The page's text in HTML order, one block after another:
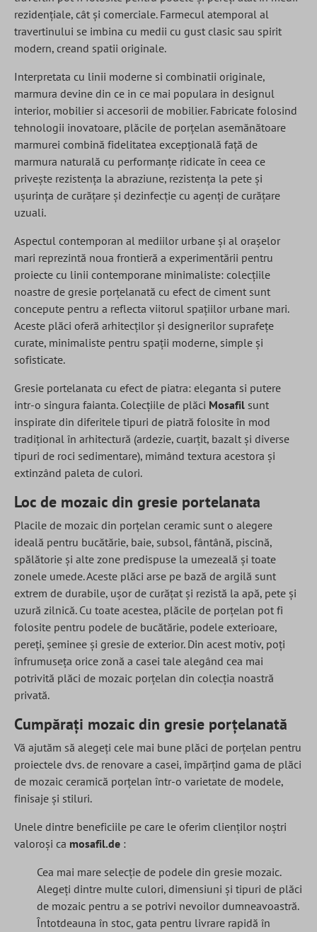
rezidențiale, cât și comerciale. Farmecul atemporal al
travertinului se imbina cu medii cu gust clasic sau spirit
modern, creand spatii originale.
Interpretata cu linii moderne si combinatii originale,
marmura devine din ce in ce mai populara in designul
interior, mobilier si accesorii de mobilier. Fabricate folosind
tehnologii inovatoare, plăcile de porțelan asemănătoare
marmurei combină fidelitatea excepțională față de
marmura naturală cu performanțe ridicate în ceea ce
privește rezistența la abraziune, rezistența la pete și
ușurința de curățare și dezinfecție cu agenți de curățare
uzuali.
Aspectul contemporan al mediilor urbane și al orașelor
mari reprezintă noua frontieră a experimentării pentru
proiecte cu linii contemporane minimaliste: colecțiile
noastre de gresie porțelanată cu efect de ciment sunt
concepute pentru a reflecta viitorul spațiilor urbane mari.
Aceste plăci oferă arhitecților și designerilor suprafețe
curate, minimaliste pentru spații moderne, simple și
sofisticate.
Gresie portelanata cu efect de piatra: eleganta si putere
intr-o singura faianta. Colecțiile de plăci Mosafil sunt
inspirate din diferitele tipuri de piatră folosite în mod
tradițional în arhitectură (ardezie, cuarțit, bazalt și diverse
tipuri de roci sedimentare), mimând textura acestora și
extinzând paleta de culori.
Loc de mozaic din gresie portelanata
Placile de mozaic din porțelan ceramic sunt o alegere
ideală pentru bucătărie, baie, subsol, fântână, piscină,
spălătorie și alte zone predispuse la umezeală și toate
zonele umede. Aceste plăci arse pe bază de argilă sunt
extrem de durabile, ușor de curățat și rezistă la apă, pete și
uzură zilnică. Cu toate acestea, plăcile de porțelan pot fi
folosite pentru podele de bucătărie, podele exterioare,
pereți, șeminee și gresie de exterior. Din acest motiv, poți
înfrumuseța orice zonă a casei tale alegând cea mai
potrivită plăci de mozaic porțelan din colecția noastră
privată.
Cumpărați mozaic din gresie porțelanată
Vă ajutăm să alegeți cele mai bune plăci de porțelan pentru
proiectele dvs. de renovare a casei, împărțind gama de plăci
de mozaic ceramică porțelan într-o varietate de modele,
finisaje și stiluri.
Unele dintre beneficiile pe care le oferim clienților noștri
valoroși ca mosafil.de :
Cea mai mare selecție de podele din gresie mozaic.
Alegeți dintre multe culori, dimensiuni și tipuri de plăci
de mozaic pentru a se potrivi nevoilor dumneavoastră.
Întotdeauna în stoc, gata pentru livrare rapidă în